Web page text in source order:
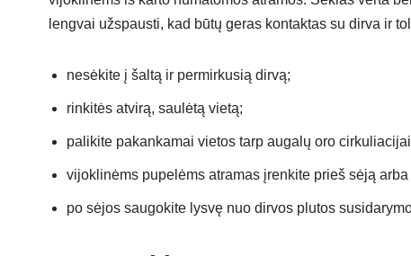
lengvai užspausti, kad būtų geras kontaktas su dirva ir
nesėkite į šaltą ir permirkusią dirvą;
rinkitės atvirą, saulėtą vietą;
palikite pakankamai vietos tarp augalų oro
vijoklinėms pupelėms atramas įrenkite prieš sėją arba
po sėjos saugokite lysvę nuo dirvos plutos